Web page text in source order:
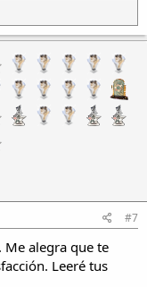
caminos,
gigantes,
molinos.
andantes.
#7
Me alegra que te
Leeré tus